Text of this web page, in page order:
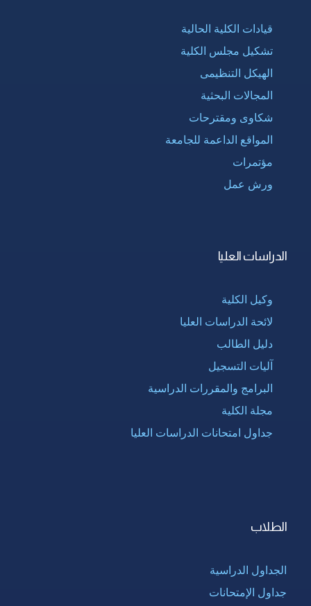
قيادات الكلية الحالية
تشكيل مجلس الكلية
الهيكل التنظيمى
المجالات البحثية
شكاوى ومقترحات
المواقع الداعمة للجامعة
مؤتمرات
ورش عمل
الدراسات العليا
وكيل الكلية
لائحة الدراسات العليا
دليل الطالب
آليات التسجيل
البرامج والمقررات الدراسية
مجلة الكلية
جداول امتحانات الدراسات العليا
الطلاب
الجداول الدراسية
جداول الإمتحانات